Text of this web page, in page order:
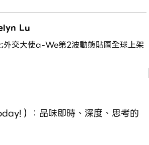
Lu
外交大使a-We第2波動態貼圖全球上架
）：品味即時、深度、思考的